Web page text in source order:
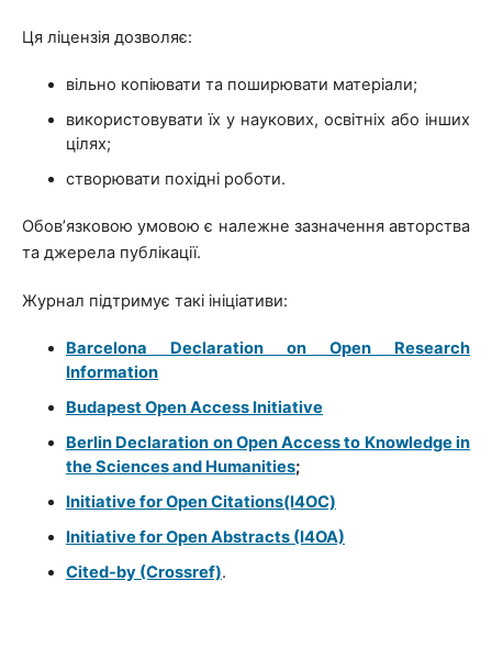
Ця ліцензія дозволяє:
вільно копіювати та поширювати матеріали;
використовувати їх у наукових, освітніх або інших
цілях;
створювати похідні роботи.
Обов’язковою умовою є належне зазначення авторства
та джерела публікації.
Журнал підтримує такі ініціативи:
Barcelona Declaration on Open Research
Information
Budapest Open Access Initiative
Berlin Declaration on Open Access to Knowledge in
the Sciences and Humanities;
Initiative for Open Citations(I4OC)
Initiative for Open Abstracts (I4OA)
Cited-by (Crossref).